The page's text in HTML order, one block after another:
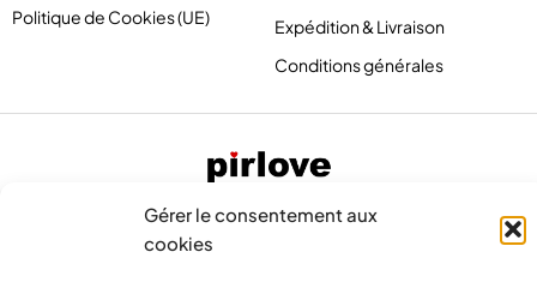
Gérer le consentement aux
cookies
Politique de Cookies (UE)
Expédition & Livraison
Conditions générales